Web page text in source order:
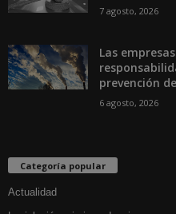
7 agosto, 2026
Las
prevención
6 agosto, 2026
Categoría popular
Actualidad